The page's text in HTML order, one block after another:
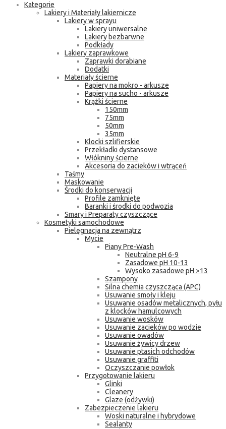
Kategorie
Lakiery i Materiały lakiernicze
Lakiery w sprayu
Lakiery uniwersalne
Lakiery bezbarwne
Podkłady
Lakiery zaprawkowe
Zaprawki dorabiane
Dodatki
Materiały ścierne
Papiery na mokro - arkusze
Papiery na sucho - arkusze
Krążki ścierne
150mm
75mm
50mm
35mm
Klocki szlifierskie
Przekładki dystansowe
Włókniny ścierne
Akcesoria do zacieków i wtrąceń
Taśmy
Maskowanie
Środki do konserwacji
Profile zamknięte
Baranki i środki do podwozia
Smary i Preparaty czyszczące
Kosmetyki samochodowe
Pielęgnacja na zewnątrz
Mycie
Piany Pre-Wash
Neutralne pH 6-9
Zasadowe pH 10-13
Wysoko zasadowe pH >13
Szampony
Silna chemia czyszcząca (APC)
Usuwanie smoły i kleju
Usuwanie osadów metalicznych, pyłu
z klocków hamulcowych
Usuwanie wosków
Usuwanie zacieków po wodzie
Usuwanie owadów
Usuwanie żywicy drzew
Usuwanie ptasich odchodów
Usuwanie graffiti
Oczyszczanie powłok
Przygotowanie lakieru
Glinki
Cleanery
Glaze (odżywki)
Zabezpieczenie lakieru
Woski naturalne i hybrydowe
Sealanty